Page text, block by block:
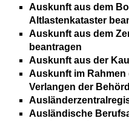
Auskunft aus dem
Altlastenkataster
Auskunft aus dem
beantragen
Auskunft aus der
Auskunft im
Verlangen der
Ausländische